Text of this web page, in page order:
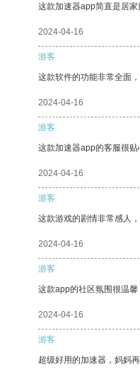
这款加速器app简直是居
2024-04-16
游客
这款软件的功能非常全面
2024-04-16
游客
这款加速器app的客服很贴
2024-04-16
游客
这款游戏的剧情非常感人
2024-04-16
游客
这款app的社区氛围很温馨
2024-04-16
游客
超级好用的加速器，妈妈